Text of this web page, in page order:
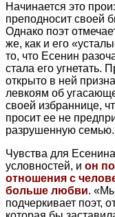
Начинается это
преподносит своей
Однако поэт
же, как и его
то, что Есенин
стала его угнетать.
открыто в ней
левкоям об
своей избраннице,
просит ее не
разрушенную семью.
Чувства для
условностей, и он
отношения с
больше любви.
подчеркивает поэт,